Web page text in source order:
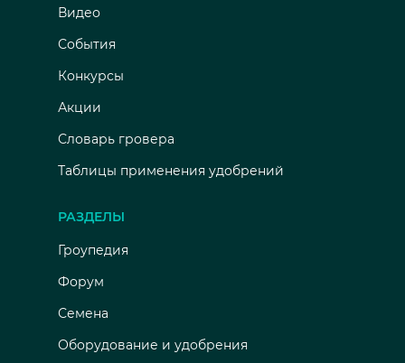
Видео
События
Конкурсы
Акции
Словарь гровера
Таблицы применения удобрений
РАЗДЕЛЫ
Гроупедия
Форум
Семена
Оборудование и удобрения